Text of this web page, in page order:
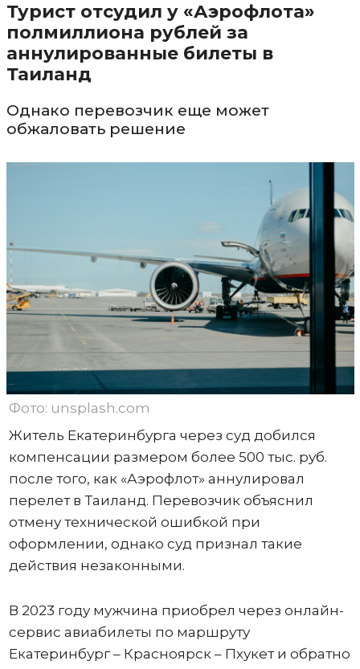
Турист отсудил у «Аэрофлота»
полмиллиона рублей за
аннулированные билеты в
Таиланд
Однако перевозчик еще может
обжаловать решение
Фото: unsplash.com
Житель Екатеринбурга через суд добился
компенсации размером более 500 тыс. руб.
после того, как «Аэрофлот» аннулировал
перелет в Таиланд. Перевозчик объяснил
отмену технической ошибкой при
оформлении, однако суд признал такие
действия незаконными.
В 2023 году мужчина приобрел через онлайн-
сервис авиабилеты по маршруту
Екатеринбург – Красноярск – Пхукет и обратно